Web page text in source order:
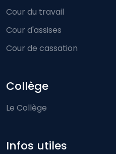
Cour du travail
Cour d'assises
Cour de cassation
Collège
Le Collège
Infos utiles